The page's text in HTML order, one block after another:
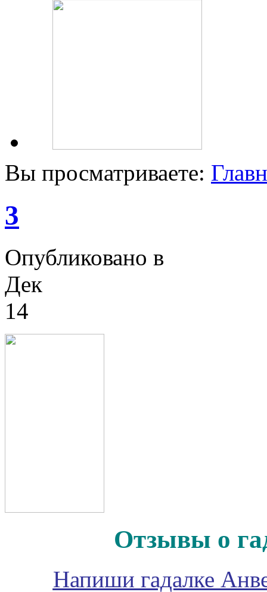
Вы просматриваете:
3
Опубликовано в
Дек
14
Отзывы о
Напиши гадалке